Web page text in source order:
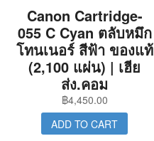
Canon Cartridge-
055 C Cyan ตลับหมึก
โทนเนอร์ สีฟ้า ของแท้
(2,100 แผ่น) | เฮีย
ส่ง.คอม
฿4,450.00
ADD TO CART